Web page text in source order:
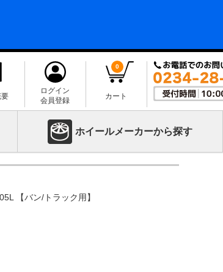
ログイン
会員登録
0
カート
ホイールメーカーから探す
【バン/トラック用】